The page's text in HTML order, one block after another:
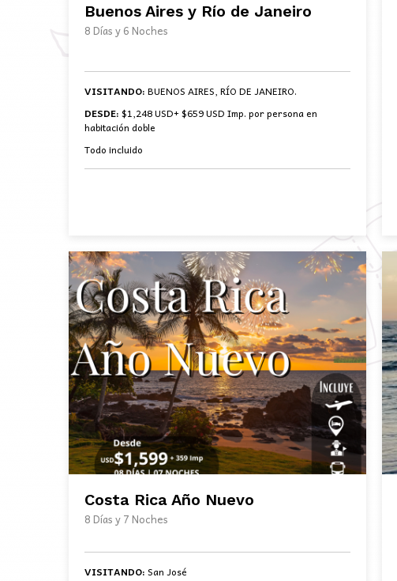
Buenos Aires y Río de Janeiro
8 Días y 6 Noches
VISITANDO: BUENOS AIRES, RÍO DE JANEIRO.
DESDE: $1,248 USD+ $659 USD Imp. por persona en
habitación doble
Todo incluido
Costa Rica Año Nuevo
8 Días y 7 Noches
VISITANDO: San José